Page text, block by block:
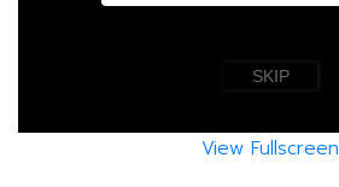
View Fullscreen